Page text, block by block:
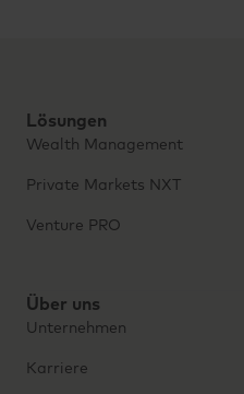
Lösungen
Wealth Management
Private Markets NXT
Venture PRO
Über uns
Unternehmen
Karriere